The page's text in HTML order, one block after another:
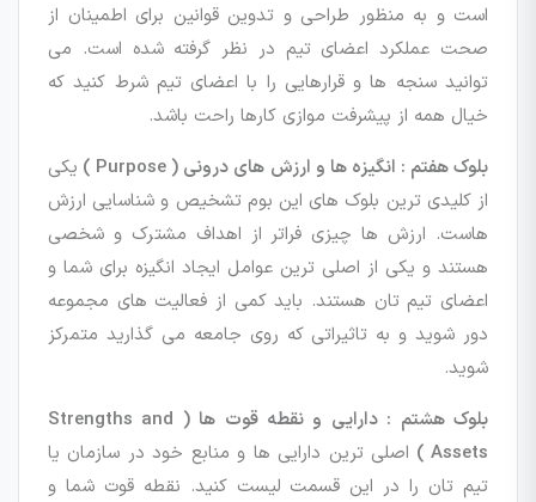
است و به منظور طراحی و تدوین قوانین برای اطمینان از
صحت عملکرد اعضای تیم در نظر گرفته شده است. می
توانید سنجه ها و قرارهایی را با اعضای تیم شرط کنید که
خیال همه از پیشرفت موازی کارها راحت باشد.
بلوک هفتم : انگیزه ها و ارزش های درونی ( Purpose )
یکی
از کلیدی ترین بلوک های این بوم تشخیص و شناسایی ارزش
هاست. ارزش ها چیزی فراتر از اهداف مشترک و شخصی
هستند و یکی از اصلی ترین عوامل ایجاد انگیزه برای شما و
اعضای تیم تان هستند. باید کمی از فعالیت های مجموعه
دور شوید و به تاثیراتی که روی جامعه می گذارید متمرکز
شوید.
بلوک هشتم : دارایی و نقطه قوت ها ( Strengths and
Assets )
اصلی ترین دارایی ها و منابع خود در سازمان یا
تیم تان را در این قسمت لیست کنید. نقطه قوت شما و